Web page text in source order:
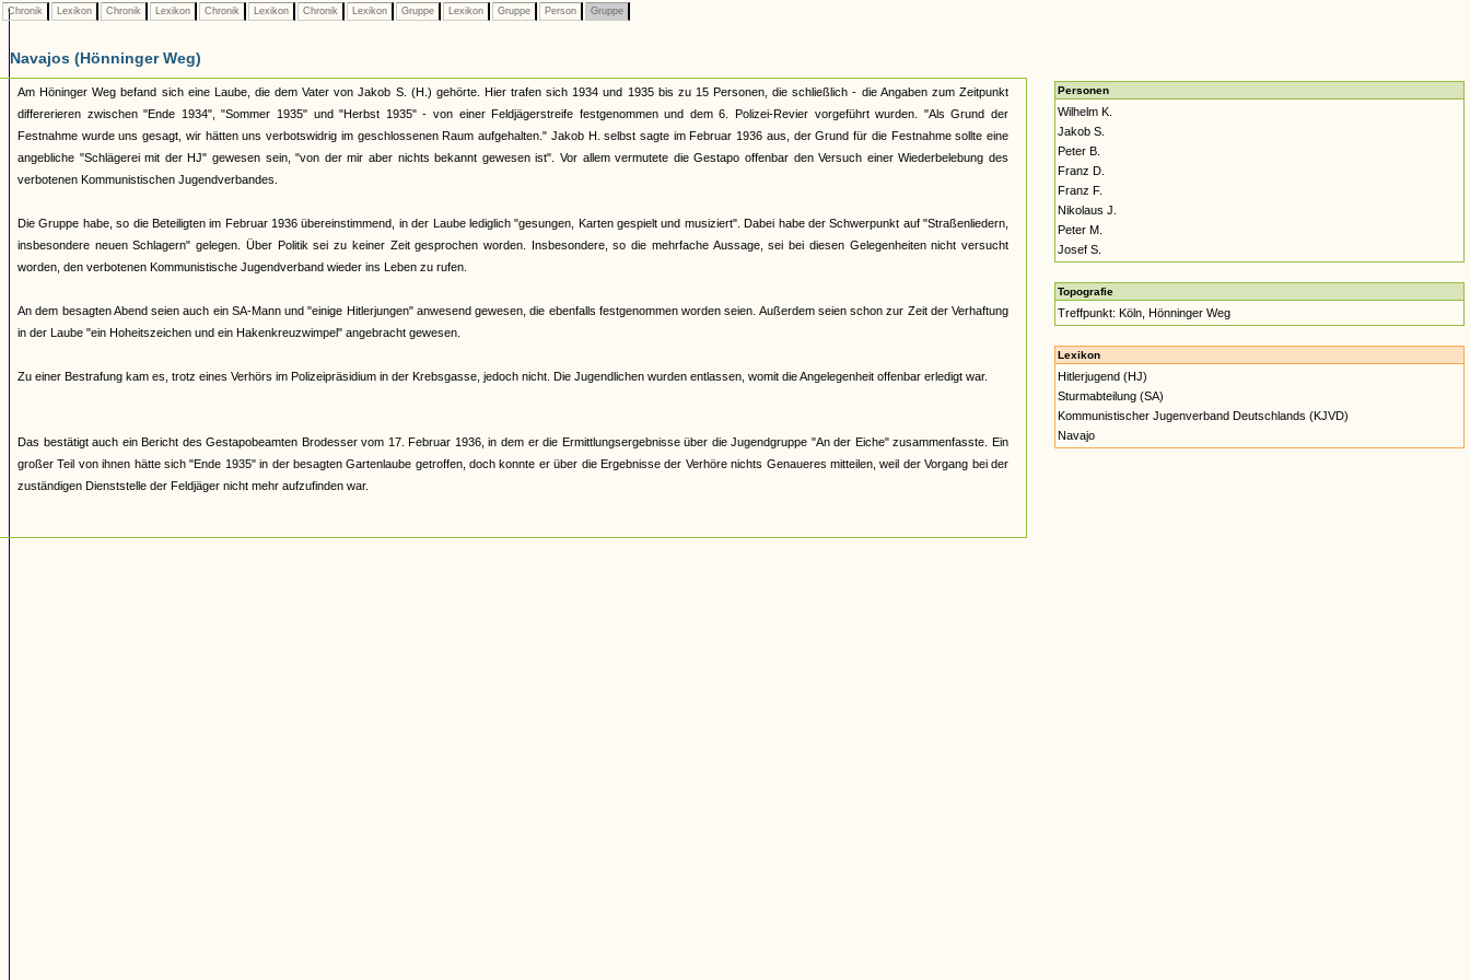
Chronik Lexikon Chronik Lexikon Chronik Lexikon Chronik Lexikon Gruppe Lexikon Gruppe Person Gruppe
Navajos (Hönninger Weg)
Am Höninger Weg befand sich eine Laube, die dem Vater von Jakob S. (H.) gehörte. Hier trafen sich 1934 und 1935 bis zu 15 Personen, die schließlich - die Angaben zum Zeitpunkt
differerieren zwischen "Ende 1934", "Sommer 1935" und "Herbst 1935" - von einer Feldjägerstreife festgenommen und dem 6. Polizei-Revier vorgeführt wurden. "Als Grund der
Festnahme wurde uns gesagt, wir hätten uns verbotswidrig im geschlossenen Raum aufgehalten." Jakob H. selbst sagte im Februar 1936 aus, der Grund für die Festnahme sollte eine
angebliche "Schlägerei mit der HJ" gewesen sein, "von der mir aber nichts bekannt gewesen ist". Vor allem vermutete die Gestapo offenbar den Versuch einer Wiederbelebung des
verbotenen Kommunistischen Jugendverbandes.
Die Gruppe habe, so die Beteiligten im Februar 1936 übereinstimmend, in der Laube lediglich "gesungen, Karten gespielt und musiziert". Dabei habe der Schwerpunkt auf "Straßenliedern,
insbesondere neuen Schlagern" gelegen. Über Politik sei zu keiner Zeit gesprochen worden. Insbesondere, so die mehrfache Aussage, sei bei diesen Gelegenheiten nicht versucht
worden, den verbotenen Kommunistische Jugendverband wieder ins Leben zu rufen.
An dem besagten Abend seien auch ein SA-Mann und "einige Hitlerjungen" anwesend gewesen, die ebenfalls festgenommen worden seien. Außerdem seien schon zur Zeit der Verhaftung
in der Laube "ein Hoheitszeichen und ein Hakenkreuzwimpel" angebracht gewesen.
Zu einer Bestrafung kam es, trotz eines Verhörs im Polizeipräsidium in der Krebsgasse, jedoch nicht. Die Jugendlichen wurden entlassen, womit die Angelegenheit offenbar erledigt war.
Das bestätigt auch ein Bericht des Gestapobeamten Brodesser vom 17. Februar 1936, in dem er die Ermittlungsergebnisse über die Jugendgruppe "An der Eiche" zusammenfasste. Ein
großer Teil von ihnen hätte sich "Ende 1935" in der besagten Gartenlaube getroffen, doch konnte er über die Ergebnisse der Verhöre nichts Genaueres mitteilen, weil der Vorgang bei der
zuständigen Dienststelle der Feldjäger nicht mehr aufzufinden war.
Personen
Wilhelm K.
Jakob S.
Peter B.
Franz D.
Franz F.
Nikolaus J.
Peter M.
Josef S.
Topografie
Treffpunkt: Köln, Hönninger Weg
Lexikon
Hitlerjugend (HJ)
Sturmabteilung (SA)
Kommunistischer Jugenverband Deutschlands (KJVD)
Navajo